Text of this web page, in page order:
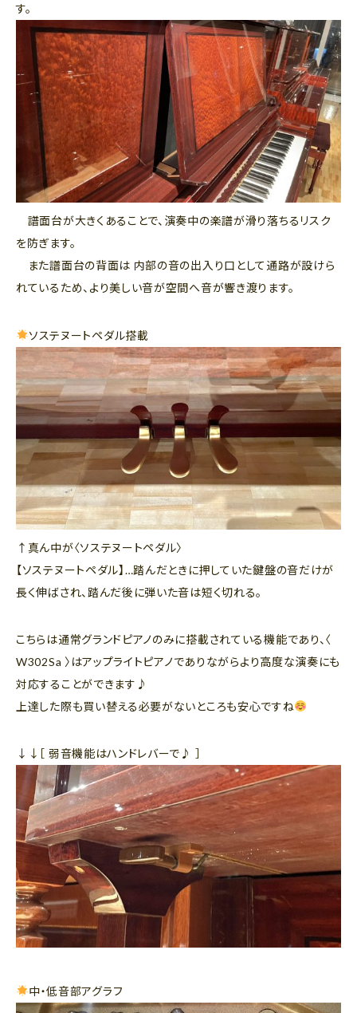
す。
譜面台が大きくあることで、演奏中の楽譜が滑り落ちるリスク
を防ぎます。
また譜面台の背面は 内部の音の出入り口として通路が設けら
れているため、より美しい音が空間へ音が響き渡ります。
ソステヌートペダル搭載
↑真ん中が〈ソステヌートペダル〉
【ソステヌートペダル】…踏んだときに押していた鍵盤の音だけが
長く伸ばされ、踏んだ後に弾いた音は短く切れる。
こちらは通常グランドピアノのみに搭載されている機能であり、〈
W302Sa 〉はアップライトピアノでありながらより高度な演奏にも
対応することができます♪
上達した際も買い替える必要がないところも安心ですね
↓↓［ 弱音機能はハンドレバーで♪ ］
中・低音部アグラフ